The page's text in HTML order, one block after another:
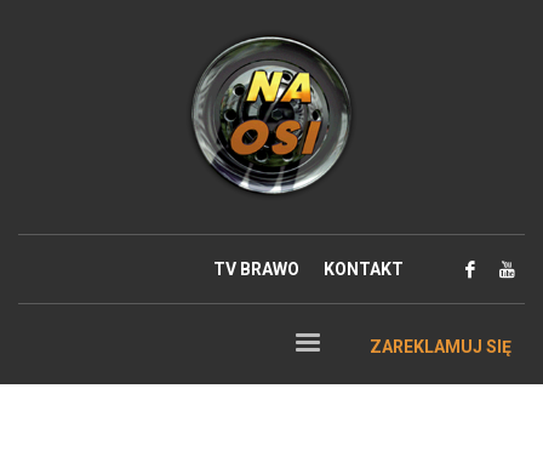
TV BRAWO KONTAKT
ZAREKLAMUJ SIĘ